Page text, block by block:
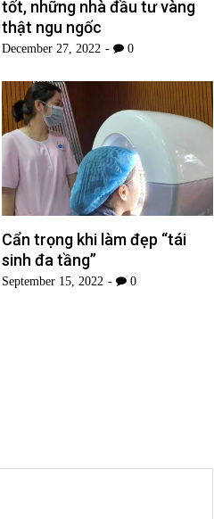
tốt, những nhà đầu tư vàng
thật ngu ngốc
December 27, 2022 0
Cẩn trọng khi làm đẹp “tái
sinh đa tầng”
September 15, 2022 0